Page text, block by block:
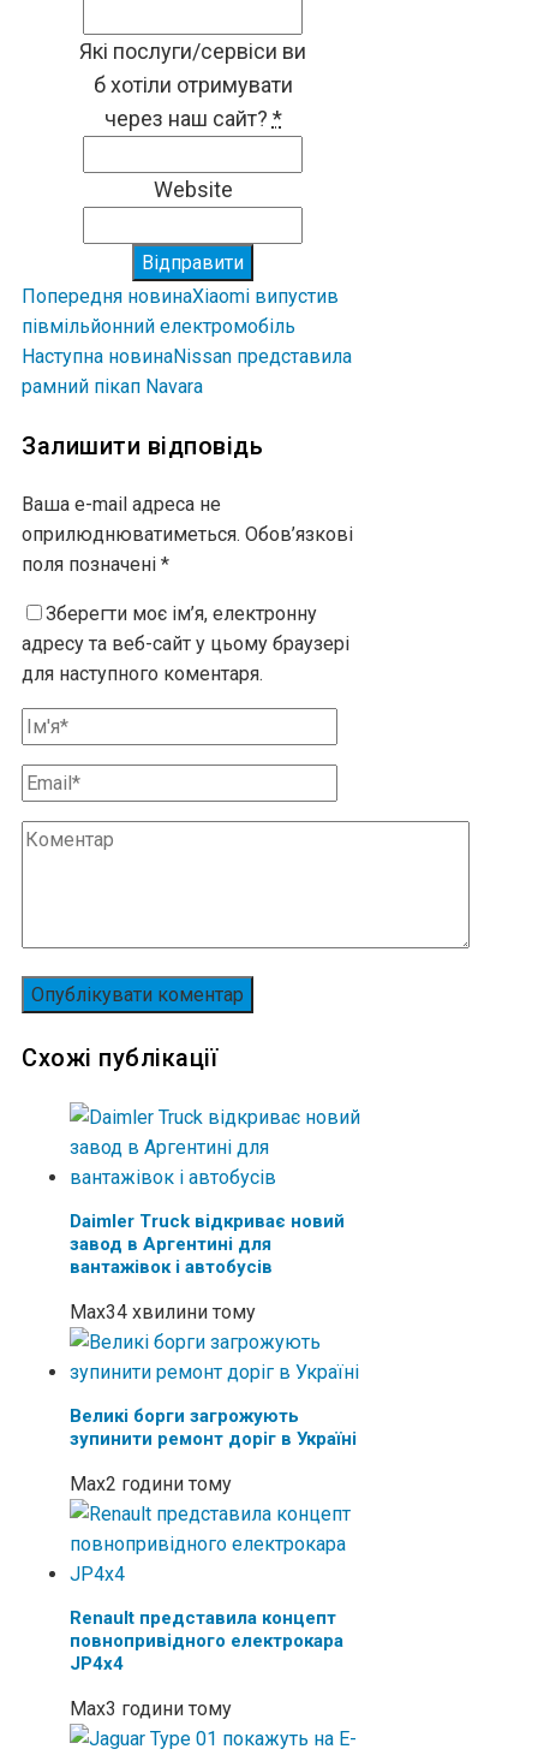
Які послуги/сервіси ви
б хотіли отримувати
через наш сайт? *
Website
Відправити
Попередня новинаXiaomi випустив
півмільйонний електромобіль
Наступна новинаNissan представила
рамний пікап Navara
Залишити відповідь
Ваша e-mail адреса не
оприлюднюватиметься. Обов’язкові
поля позначені *
Зберегти моє ім’я, електронну
адресу та веб-сайт у цьому браузері
для наступного коментаря.
Схожі публікації
Daimler Truck відкриває новий
завод в Аргентині для
вантажівок і автобусів
Max34 хвилини тому
Великі борги загрожують
зупинити ремонт доріг в Україні
Max2 години тому
Renault представила концепт
повнопривідного електрокара
JP4x4
Max3 години тому